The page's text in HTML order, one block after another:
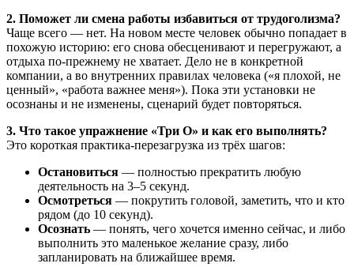
2. Поможет ли смена работы избавиться от трудоголизма?
Чаще всего — нет. На новом месте человек обычно попадает в
похожую историю: его снова обесценивают и перегружают, а
отдыха по-прежнему не хватает. Дело не в конкретной
компании, а во внутренних правилах человека («я плохой, не
ценный», «работа важнее меня»). Пока эти установки не
осознаны и не изменены, сценарий будет повторяться.
3. Что такое упражнение «Три О» и как его выполнять?
Это короткая практика-перезагрузка из трёх шагов:
Остановиться — полностью прекратить любую
деятельность на 3–5 секунд.
Осмотреться — покрутить головой, заметить, что и кто
рядом (до 10 секунд).
Осознать — понять, чего хочется именно сейчас, и либо
выполнить это маленькое желание сразу, либо
запланировать на ближайшее время.